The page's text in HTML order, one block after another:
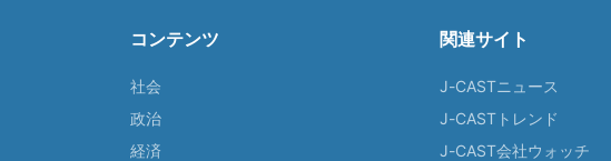
コンテンツ
社会
政治
経済
関連サイト
J-CASTニュース
J-CASTトレンド
J-CAST会社ウォッチ